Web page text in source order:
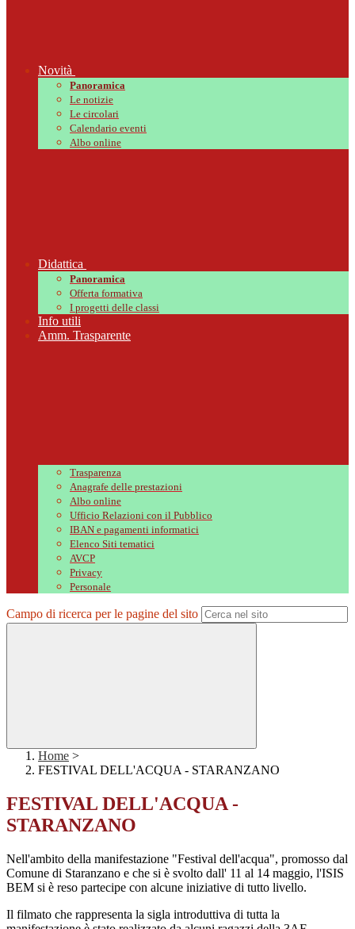
Novità
Panoramica
Le notizie
Le circolari
Calendario eventi
Albo online
Didattica
Panoramica
Offerta formativa
I progetti delle classi
Info utili
Amm. Trasparente
Trasparenza
Anagrafe delle prestazioni
Albo online
Ufficio Relazioni con il Pubblico
IBAN e pagamenti informatici
Elenco Siti tematici
AVCP
Privacy
Personale
Campo di ricerca per le pagine del sito
Home >
FESTIVAL DELL'ACQUA - STARANZANO
FESTIVAL DELL'ACQUA -
STARANZANO
Nell'ambito della manifestazione "Festival dell'acqua", promosso dal
Comune di Staranzano e che si è svolto dall' 11 al 14 maggio, l'ISIS
BEM si è reso partecipe con alcune iniziative di tutto livello.
Il filmato che rappresenta la sigla introduttiva di tutta la